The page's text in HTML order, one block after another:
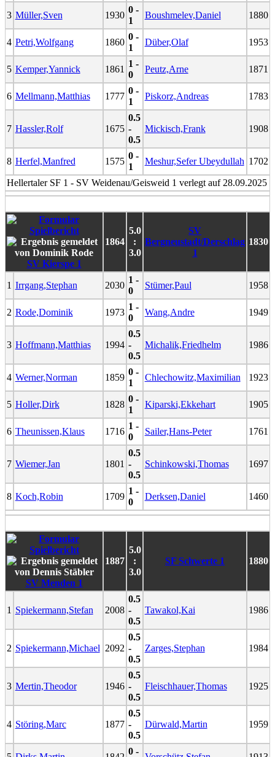
3 Müller,Sven 1930
0 -
1
Boushmelev,Daniel 1880
4 Petri,Wolfgang 1860
0 -
1
Düber,Olaf 1953
5 Kemper,Yannick 1861
1 -
0
Peutz,Arne 1871
6 Mellmann,Matthias 1777
0 -
1
Piskorz,Andreas 1783
7 Hassler,Rolf 1675
0.5
-
0.5
Mickisch,Frank 1908
8 Herfel,Manfred 1575
0 -
1
Meshur,Sefer Ubeydullah 1702
Hellertaler SF 1 - SV Weidenau/Geisweid 1 verlegt auf 28.09.2025
SV Kierspe 1
1864
5.0
:
3.0
SV
Bergneustadt/Derschlag
1
1830
1 Irrgang,Stephan 2030
1 -
0
Stümer,Paul 1958
2 Rode,Dominik 1973
1 -
0
Wang,Andre 1949
3 Hoffmann,Matthias 1994
0.5
-
0.5
Michalik,Friedhelm 1986
4 Werner,Norman 1859
0 -
1
Chlechowitz,Maximilian 1923
5 Holler,Dirk 1828
0 -
1
Kiparski,Ekkehart 1905
6 Theunissen,Klaus 1716
1 -
0
Sailer,Hans-Peter 1761
7 Wiemer,Jan 1801
0.5
-
0.5
Schinkowski,Thomas 1697
8 Koch,Robin 1709
1 -
0
Derksen,Daniel 1460
SV Menden 1
1887
5.0
:
3.0
SF Schwerte 1 1880
1 Spiekermann,Stefan 2008
0.5
-
0.5
Tawakol,Kai 1986
2 Spiekermann,Michael 2092
0.5
-
0.5
Zarges,Stephan 1984
3 Mertin,Theodor 1946
0.5
-
0.5
Fleischhauer,Thomas 1925
4 Störing,Marc 1877
0.5
-
0.5
Dürwald,Martin 1959
0 -